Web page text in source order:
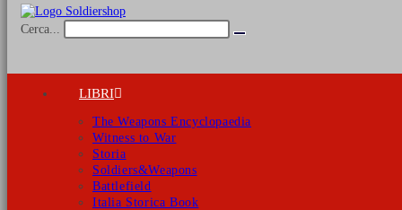
Cerca...
Invia
LIBRI
The Weapons Encyclopaedia
Witness to War
Storia
Soldiers&Weapons
Battlefield
Italia Storica Book